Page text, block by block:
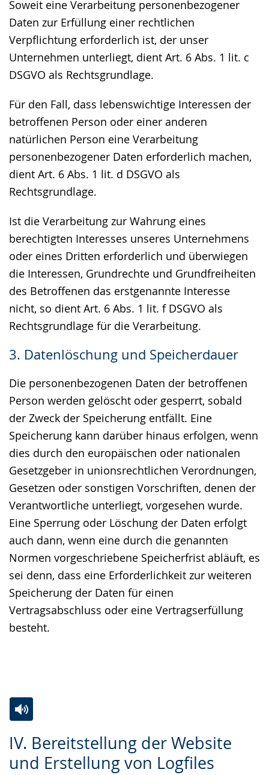
Soweit eine Verarbeitung personenbezogener
Daten zur Erfüllung einer rechtlichen
Verpflichtung erforderlich ist, der unser
Unternehmen unterliegt, dient Art. 6 Abs. 1 lit. c
DSGVO als Rechtsgrundlage.
Für den Fall, dass lebenswichtige Interessen der
betroffenen Person oder einer anderen
natürlichen Person eine Verarbeitung
personenbezogener Daten erforderlich machen,
dient Art. 6 Abs. 1 lit. d DSGVO als
Rechtsgrundlage.
Ist die Verarbeitung zur Wahrung eines
berechtigten Interesses unseres Unternehmens
oder eines Dritten erforderlich und überwiegen
die Interessen, Grundrechte und Grundfreiheiten
des Betroffenen das erstgenannte Interesse
nicht, so dient Art. 6 Abs. 1 lit. f DSGVO als
Rechtsgrundlage für die Verarbeitung.
3. Datenlöschung und Speicherdauer
Die personenbezogenen Daten der betroffenen
Person werden gelöscht oder gesperrt, sobald
der Zweck der Speicherung entfällt. Eine
Speicherung kann darüber hinaus erfolgen, wenn
dies durch den europäischen oder nationalen
Gesetzgeber in unionsrechtlichen Verordnungen,
Gesetzen oder sonstigen Vorschriften, denen der
Verantwortliche unterliegt, vorgesehen wurde.
Eine Sperrung oder Löschung der Daten erfolgt
auch dann, wenn eine durch die genannten
Normen vorgeschriebene Speicherfrist abläuft, es
sei denn, dass eine Erforderlichkeit zur weiteren
Speicherung der Daten für einen
Vertragsabschluss oder eine Vertragserfüllung
besteht.
IV. Bereitstellung der Website
und Erstellung von Logfiles
Leichten
Sprache
Audio-
Unterstützung.
Video
in